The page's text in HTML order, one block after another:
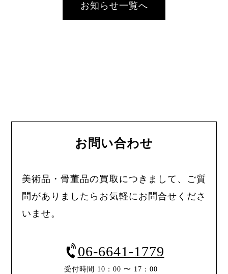
お知らせ一覧へ
お問い合わせ
美術品・骨董品の買取につきまして、ご質
問がありましたらお気軽にお問合せくださ
いませ。
06-6641-1779
受付時間 10：00 〜 17：00